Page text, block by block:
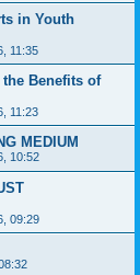
in Youth
11:35
Benefits of
11:23
MEDIUM
10:52
09:29